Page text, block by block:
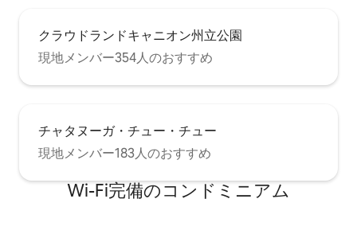
クラウドランドキャニオン州立公園
現地メンバー354人のおすすめ
チャタヌーガ・チュー・チュー
現地メンバー183人のおすすめ
Wi-Fi完備のコンドミニアム